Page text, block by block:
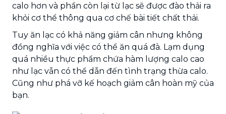
calo hơn và phần còn lại từ lạc sẽ được đào thải ra
khỏi cơ thể thông qua cơ chế bài tiết chất thải.
Tuy ăn lạc có khả năng giảm cân nhưng không
đồng nghĩa với việc có thể ăn quá đà. Lạm dụng
quá nhiều thực phẩm chứa hàm lượng calo cao
như lạc vẫn có thể dẫn đến tình trạng thừa calo.
Cũng như phá vỡ kế hoạch giảm cân hoàn mỹ của
bạn.